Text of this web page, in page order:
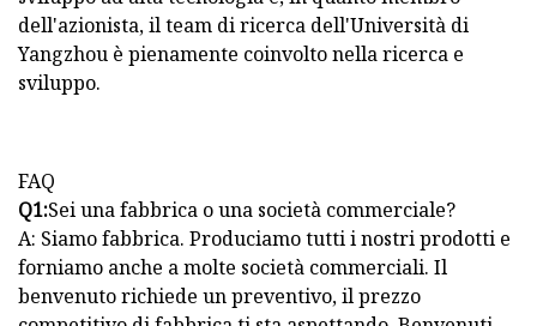
dell'azionista, il team di ricerca dell'Università di
Yangzhou è pienamente coinvolto nella ricerca e
sviluppo.
FAQ
Q1:Sei una fabbrica o una società commerciale?
A: Siamo fabbrica. Produciamo tutti i nostri prodotti e
forniamo anche a molte società commerciali. Il
benvenuto richiede un preventivo, il prezzo